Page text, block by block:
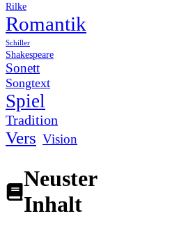
Rilke
Romantik
Schiller
Shakespeare
Sonett
Songtext
Spiel
Tradition
Vers Vision
Neuster
Inhalt